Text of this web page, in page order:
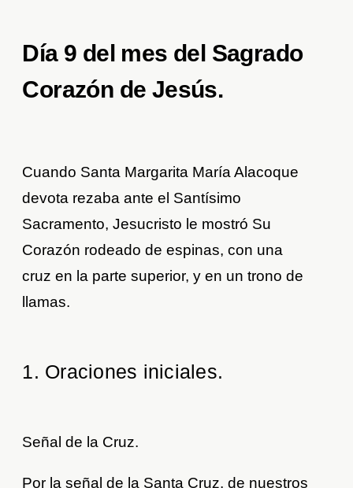
Día 9 del mes del Sagrado
Corazón de Jesús.
Cuando Santa Margarita María Alacoque
devota rezaba ante el Santísimo
Sacramento, Jesucristo le mostró Su
Corazón rodeado de espinas, con una
cruz en la parte superior, y en un trono de
llamas.
1. Oraciones iniciales.
Señal de la Cruz.
Por la señal de la Santa Cruz, de nuestros